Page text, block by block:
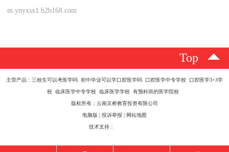
m.ynyxsx1.b2b168.com
Top
主营产品：三校生可以考医学吗 初中毕业可以学口腔医学吗 口腔医学中专学校 口腔医学3+3学
校 临床医学中专学校 临床医学学校 有预科班的医学院校
版权所有：云南京桥教育投资有限公司
电脑版 | 投诉举报 | 网站地图
技术支持：